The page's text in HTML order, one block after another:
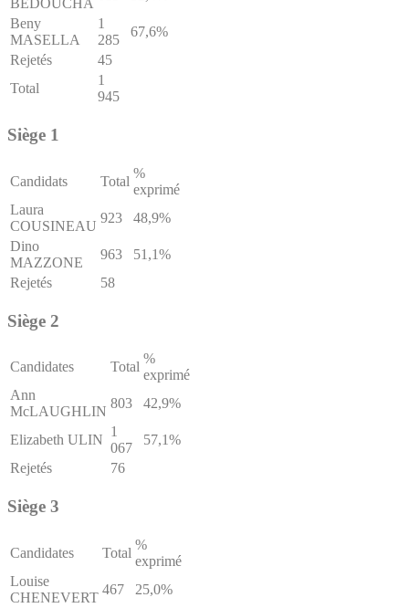
BEDOUCHA
Beny
MASELLA
1
285
67,6%
Rejetés
45
Total
1
945
Siège 1
Candidats Total
%
exprimé
Laura
COUSINEAU
923
48,9%
Dino
MAZZONE
963
51,1%
Rejetés
58
Siège 2
Candidates Total
%
exprimé
Ann
McLAUGHLIN
803 42,9%
Elizabeth ULIN
1
067
57,1%
Rejetés
76
Siège 3
Candidates Total
%
exprimé
Louise
CHENEVERT
467
25,0%